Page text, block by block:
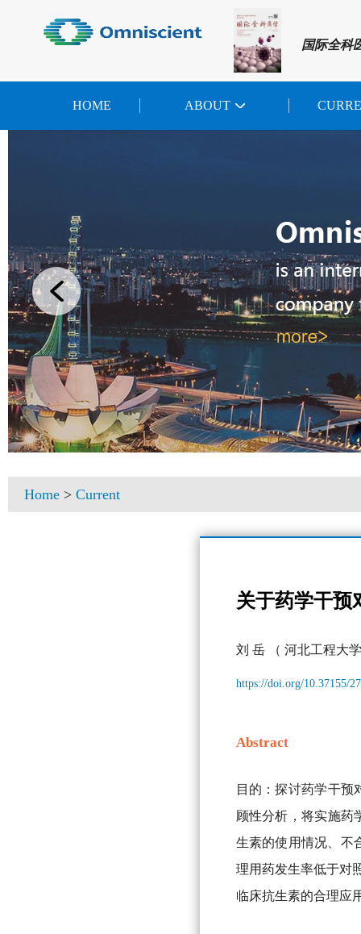
国际全科
HOME ABOUT
Home > Current
关于药学干预
刘 岳 （ 河北工程大
https://doi.org/10.37155/
Abstract
目的：探讨药学干预
顾性分析，将实施药
生素的使用情况、不
理用药发生率低于对
临床抗生素的合理应